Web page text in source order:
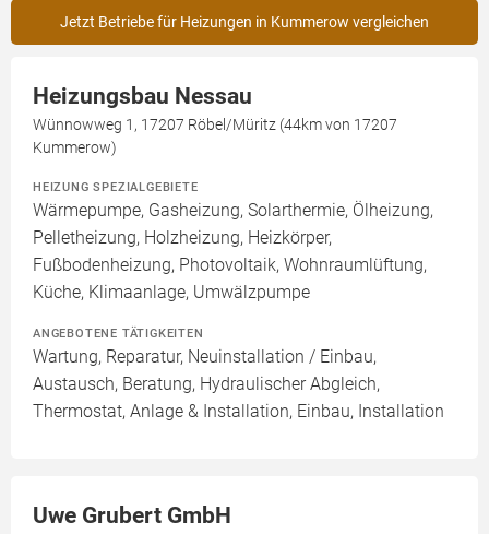
Jetzt Betriebe für Heizungen in Kummerow vergleichen
Heizungsbau Nessau
Wünnowweg 1, 17207 Röbel/Müritz (44km von 17207
Kummerow)
HEIZUNG SPEZIALGEBIETE
Wärmepumpe, Gasheizung, Solarthermie, Ölheizung,
Pelletheizung, Holzheizung, Heizkörper,
Fußbodenheizung, Photovoltaik, Wohnraumlüftung,
Küche, Klimaanlage, Umwälzpumpe
ANGEBOTENE TÄTIGKEITEN
Wartung, Reparatur, Neuinstallation / Einbau,
Austausch, Beratung, Hydraulischer Abgleich,
Thermostat, Anlage & Installation, Einbau, Installation
Uwe Grubert GmbH